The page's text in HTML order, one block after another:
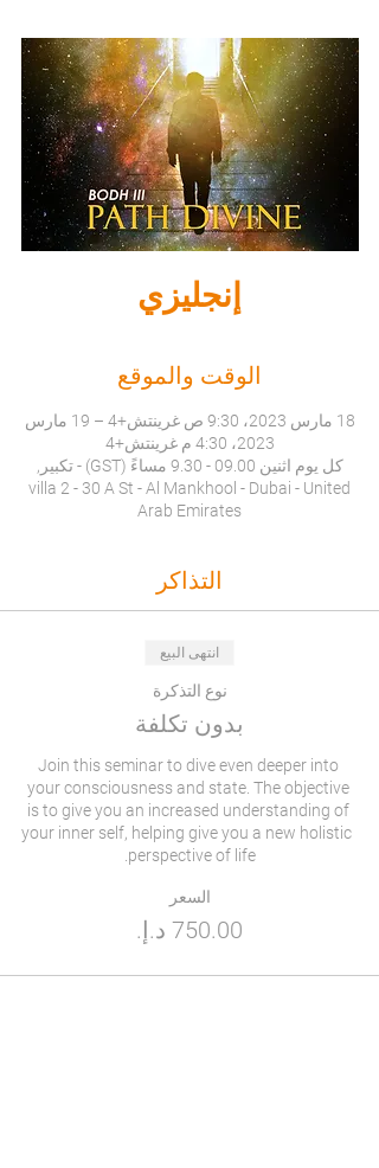
إنجليزي
الوقت والموقع
18 مارس 2023، 9:30 ص غرينتش+4 – 19 مارس
2023، 4:30 م غرينتش+4
كل يوم اثنين 09.00 - 9.30 مساءً (GST) - تكبير,
villa 2 - 30 A St - Al Mankhool - Dubai - United
Arab Emirates
التذاكر
انتهى البيع
نوع التذكرة
بدون تكلفة
Join this seminar to dive even deeper into
your consciousness and state. The objective
is to give you an increased understanding of
your inner self, helping give you a new holistic
perspective of life.
السعر